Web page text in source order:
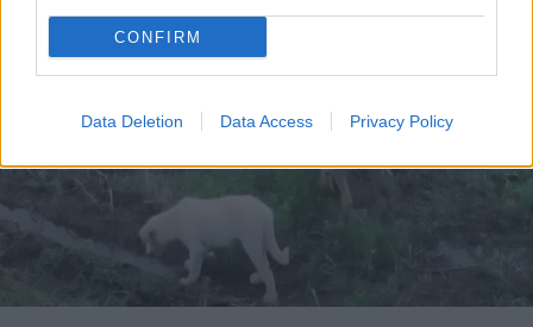
CONFIRM
Data Deletion Data Access Privacy Policy